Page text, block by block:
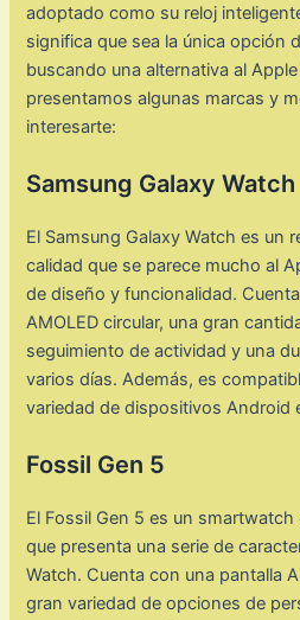
adoptado como su reloj
significa que sea la única opción
buscando una alternativa al
presentamos algunas marcas y
interesarte:
Samsung Galaxy Watch
El Samsung Galaxy Watch es un
calidad que se parece mucho al
de diseño y funcionalidad.
AMOLED circular, una gran
seguimiento de actividad y una
varios días. Además, es
variedad de dispositivos Android
Fossil Gen 5
El Fossil Gen 5 es un
que presenta una serie de
Watch. Cuenta con una pantalla
gran variedad de opciones de